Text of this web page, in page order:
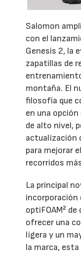
Salomon
con el
Genesis 2, la
zapatillas de
montaña. El
filosofía que
en una
de alto nivel,
actualización
para mejorar
recorridos
La principal
incorporación
optiFOAM² de
ofrecer una
ligera y un
la marca,